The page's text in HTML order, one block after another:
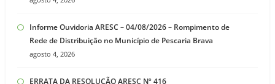
Informe Ouvidoria ARESC – 04/08/2026 – Rompimento de
Rede de Distribuição no Município de Pescaria Brava
agosto 4, 2026
ERRATA DA RESOLUÇÃO ARESC Nº 416